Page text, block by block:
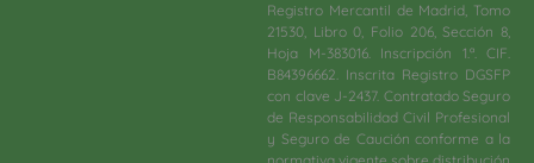
Registro Mercantil de Madrid, Tomo
21530, Libro 0, Folio 206, Sección 8,
Hoja M-383016. Inscripción 1.ª. CIF.
B84396662. Inscrita Registro DGSFP
con clave J-2437. Contratado Seguro
de Responsabilidad Civil Profesional
y Seguro de Caución conforme a la